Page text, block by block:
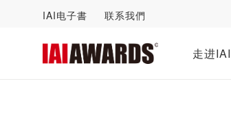
IAI电子書 联系我們
走进IAI